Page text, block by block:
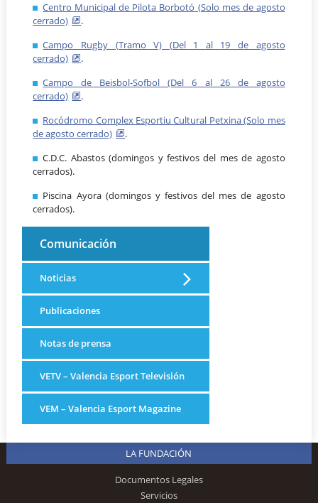
Centro Municipal de Pilota Borbotó (Solo mes de agosto
cerrado)
.
Campo Rugby (Tramo V) (Del 1 al 19 de agosto
cerrado)
.
Campo de Beisbol-Sofbol (Del 6 al 26 de agosto
cerrado)
.
Rocódromo Complex Esportiu Cultural Petxina (Solo mes
de agosto cerrado)
.
C.D.C. Abastos (domingos y festivos del mes de agosto
cerrados).
Piscina Ayora (domingos y festivos del mes de agosto
cerrados).
Comunicación
Noticias
Publicaciones
Notas de prensa
VETV – Valencia Esport Televisión
VEM – Valencia Esport Magazine
LA FUNDACIÓN
Documentos Legales
Servicios